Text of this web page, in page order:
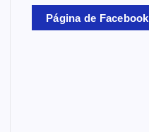
Página de Facebook